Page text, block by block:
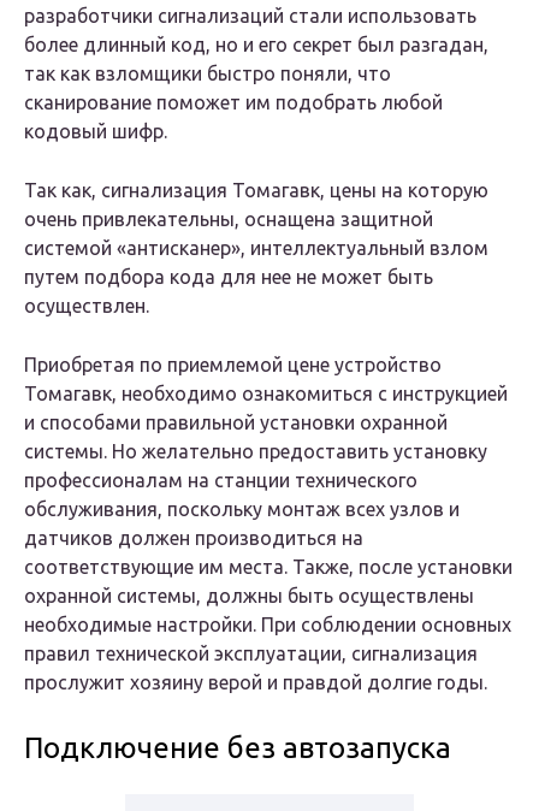
разработчики сигнализаций стали использовать
более длинный код, но и его секрет был разгадан,
так как взломщики быстро поняли, что
сканирование поможет им подобрать любой
кодовый шифр.
Так как, сигнализация Томагавк, цены на которую
очень привлекательны, оснащена защитной
системой «антисканер», интеллектуальный взлом
путем подбора кода для нее не может быть
осуществлен.
Приобретая по приемлемой цене устройство
Томагавк, необходимо ознакомиться с инструкцией
и способами правильной установки охранной
системы. Но желательно предоставить установку
профессионалам на станции технического
обслуживания, поскольку монтаж всех узлов и
датчиков должен производиться на
соответствующие им места. Также, после установки
охранной системы, должны быть осуществлены
необходимые настройки. При соблюдении основных
правил технической эксплуатации, сигнализация
прослужит хозяину верой и правдой долгие годы.
Подключение без автозапуска